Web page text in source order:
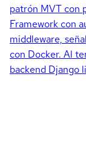
patrón MVT con
Framework con
middleware,
con Docker. Al
backend Django